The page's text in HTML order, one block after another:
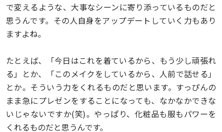
で変えるような、大事なシーンに寄り添っているものだと
思うんです。その人自身をアップデートしていく力もあり
ますよね。
たとえば、「今日はこれを着ているから、もう少し頑張れ
る」とか、「このメイクをしているから、人前で話せる」
とか。そういう力をくれるものだと思います。すっぴんの
まま急にプレゼンをすることになっても、なかなかできな
いじゃないですか(笑)。やっぱり、化粧品も服もパワーを
くれるものだと思うんです。